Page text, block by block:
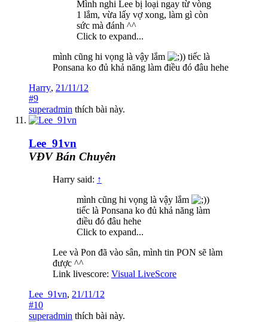
Mình nghi Lee bị loại ngay từ vòng
1 lắm, vừa lấy vợ xong, làm gì còn
sức mà đánh ^^
Click to expand...
mình cũng hi vọng là vậy lắm
) tiếc là
Ponsana ko đủ khả năng làm điều đó đâu hehe
Harry, 21/11/12
#9
superadmin thích bài này.
Lee_91vn
VĐV Bán Chuyên
Harry said: ↑
mình cũng hi vọng là vậy lắm
)
tiếc là Ponsana ko đủ khả năng làm
điều đó đâu hehe
Click to expand...
Lee và Pon đã vào sân, mình tin PON sẽ làm
được ^^
Link livescore: Visual LiveScore
Lee_91vn, 21/11/12
#10
superadmin thích bài này.